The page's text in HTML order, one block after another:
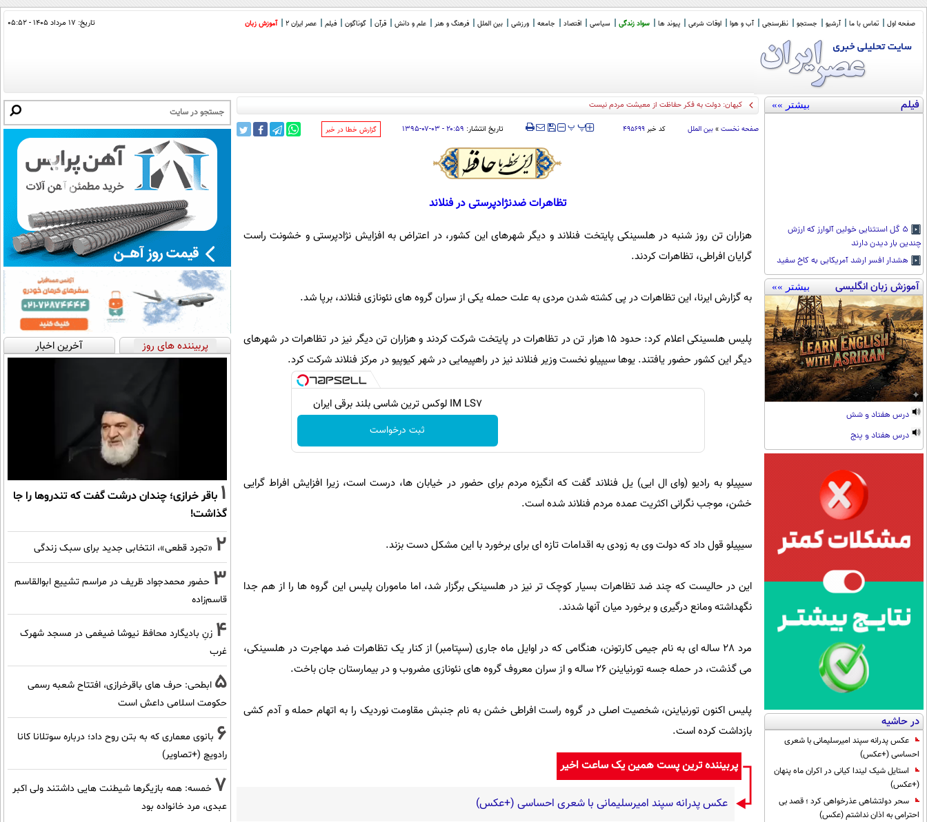
صفحه اول تماس با ما آرشیو جستجو نظرسنجی آب و هوا اوقات شرعی پیوند ها سواد زندگی سیاسی اقتصاد جامعه ورزشی بین الملل فرهنگ و هنر علم و دانش قرآن گوناگون فیلم عصر ایران 2 آموزش زبان تاریخ: ۱۷ مرداد ۱۴۰۵ - ۰۵:۵۲
فیلم بیشتر »»
۵ گل استثنایی خولین آلوارز که ارزش
چندین بار دیدن دارند
هشدار افسر ارشد آمریکایی به کاخ سفید
آموزش زبان انگلیسی بیشتر »»
درس هفتاد و شش
درس هفتاد و پنج
در حاشیه
عکس پدرانه سپند امیرسلیمانی با شعری
احساسی (+عکس)
استایل شیک لیندا کیانی در اکران ماه پنهان
(+عکس)
سحر دولتشاهی عذرخواهی کرد ؛ قصد بی
احترامی به اذان نداشتم (عکس)
کیهان: دولت به فکر حفاظت از معیشت مردم نیست
صفحه نخست » بین الملل کد خبر۴۹۵۶۹۹ ‍‍‍ پپ تاریخ انتشار: ۲۰:۵۹ - ۰۳-۰۷-۱۳۹۵ ‌گزارش خطا در خبر
تظاهرات ضدنژادپرستی در فنلاند
هزاران تن روز شنبه در هلسینکی پایتخت فنلاند و دیگر شهرهای این کشور، در اعتراض به افزایش نژادپرستی و خشونت راست
گرایان افراطی، تظاهرات کردند.
به گزارش ایرنا، این تظاهرات در پی کشته شدن مردی به علت حمله یکی از سران گروه های نئونازی فنلاند، برپا شد.
پلیس هلسینکی اعلام کرد: حدود 15 هزار تن در تظاهرات در پایتخت شرکت کردند و هزاران تن دیگر نیز در تظاهرات در شهرهای
دیگر این کشور حضور یافتند. یوها سیپیلو نخست وزیر فنلاند نیز در راهپیمایی در شهر کیوپیو در مرکز فنلاند شرکت کرد.
IM LS7 لوکس ترین شاسی بلند برقی ایران
ثبت درخواست
سیپیلو به رادیو (وای ال ایی) یل فنلاند گفت که انگیزه مردم برای حضور در خیابان ها، درست است، زیرا افزایش افراط گرایی
خشن، موجب نگرانی اکثریت عمده مردم فنلاند شده است.
سیپیلو قول داد که دولت وی به زودی به اقدامات تازه ای برای برخورد با این مشکل دست بزند.
این در حالیست که چند ضد تظاهرات بسیار کوچک تر نیز در هلسینکی برگزار شد، اما ماموران پلیس این گروه ها را از هم جدا
نگهداشته ومانع درگیری و برخورد میان آنها شدند.
مرد 28 ساله ای به نام جیمی کارتونن، هنگامی که در اوایل ماه جاری (سپتامبر) از کنار یک تظاهرات ضد مهاجرت در هلسینکی،
می گذشت، در حمله جسه تورنیاینن 26 ساله و از سران معروف گروه های نئونازی مضروب و در بیمارستان جان باخت.
پلیس اکنون تورنیاینن، شخصیت اصلی در گروه راست افراطی خشن به نام جنبش مقاومت نوردیک را به اتهام حمله و آدم کشی
بازداشت کرده است.
پربیننده ترین پست همین یک ساعت اخیر
عکس پدرانه سپند امیرسلیمانی با شعری احساسی (+عکس)
پربیننده های روز آخرین اخبار
1 باقر خرازی؛ چندان درشت گفت که تندروها را جا
گذاشت!
2 «تجرد قطعی»، انتخابی جدید برای سبک زندگی
3 حضور محمدجواد ظریف در مراسم تشییع ابوالقاسم
قاسم‌زاده
4 زنِ بادیگارد محافظ نیوشا ضیغمی در مسجد شهرک
غرب
5 ابطحی: حرف های باقرخرازی، افتتاح شعبه رسمی
حکومت اسلامی داعش است
6 بانوی معماری که به بتن روح داد؛ درباره سوتلانا کانا
رادویچ (+تصاویر)
7 خمسه: همه بازیگرها شیطنت هایی داشتند ولی اکبر
عبدی، مرد خانواده بود